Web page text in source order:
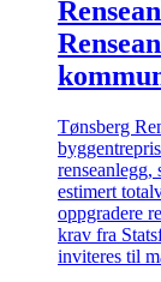
Tønsberg
renseanlegg,
estimert
oppgradere
krav fra
inviteres til